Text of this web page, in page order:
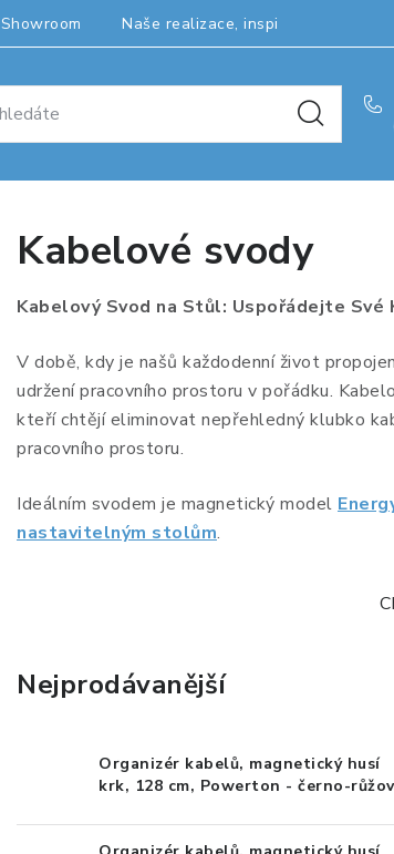
Showroom Naše realizace, inspirace a návody
Kabelové svody
Kabelový Svod na Stůl: Uspořádejte
V době, kdy je našů každodenní život
udržení pracovního prostoru v pořádku.
kteří chtějí eliminovat nepřehledný klubko
pracovního prostoru.
Ideálním svodem je magnetický model
nastavitelným stolům.
Nejprodávanější
Organizér kabelů, magnetický husí
krk, 128 cm, Powerton - černo-